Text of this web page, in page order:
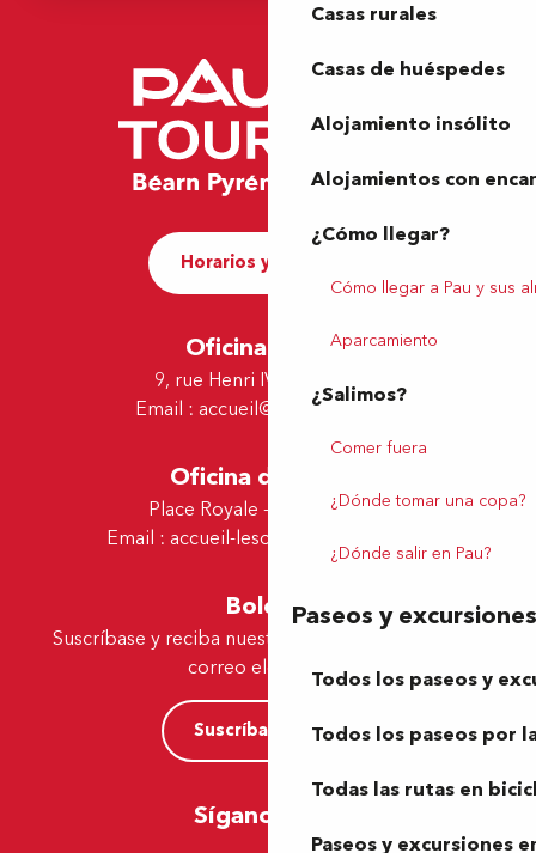
Casas rurales
Casas de huéspedes
Alojamiento insólito
Alojamientos con
¿Cómo llegar?
Cómo llegar a Pau y sus
Aparcamiento
¿Salimos?
Comer fuera
¿Dónde tomar una copa?
¿Dónde salir en Pau?
Paseos y excursiones
Todos los paseos y
Todos los paseos por
Todas las rutas en
Paseos y excursiones
Horarios y contacto
Oficina de Pau
9, rue Henri IV - 64000 Pau
Email : accueil@tourismepau.fr
Oficina de Lescar
Place Royale - 64230 Lescar
Email : accueil-lescar@tourismepau.fr
Boletín
Suscríbase y reciba nuestras ofertas y noticias por
correo electrónico
Suscríbase ahora
Síganos aquí